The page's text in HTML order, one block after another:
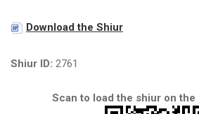
Download the Shiur
Shiur ID: 2761
Scan to load the shiur on the